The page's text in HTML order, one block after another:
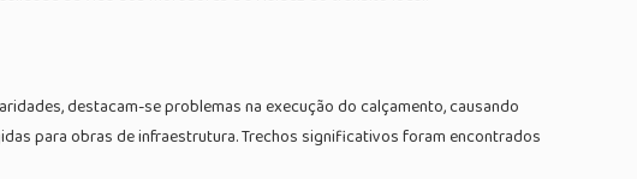
destacam-se problemas na execução do calçamento, causando
para obras de infraestrutura. Trechos significativos foram encontrados